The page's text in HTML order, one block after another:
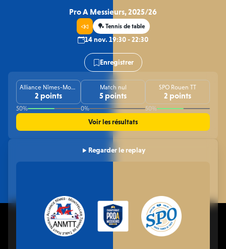
Pro A Messieurs, 2025/26
🏓 Tennis de table
14 nov. 19:30 - 22:30
Enregistrer
Alliance Nîmes-Montpellier TT
2 points
50%
Match nul
5 points
0%
SPO Rouen TT
2 points
50%
Voir les résultats
Regarder le replay